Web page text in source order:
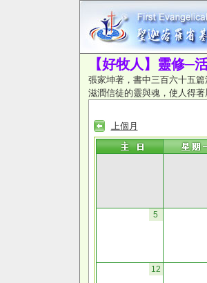
【好牧人】靈修─
張家坤著，書中三百六十五
滋潤信徒的靈與魂，使人得
上個月
5
12